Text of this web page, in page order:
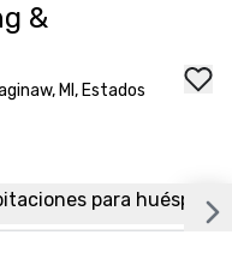
&
MI, Estados
para